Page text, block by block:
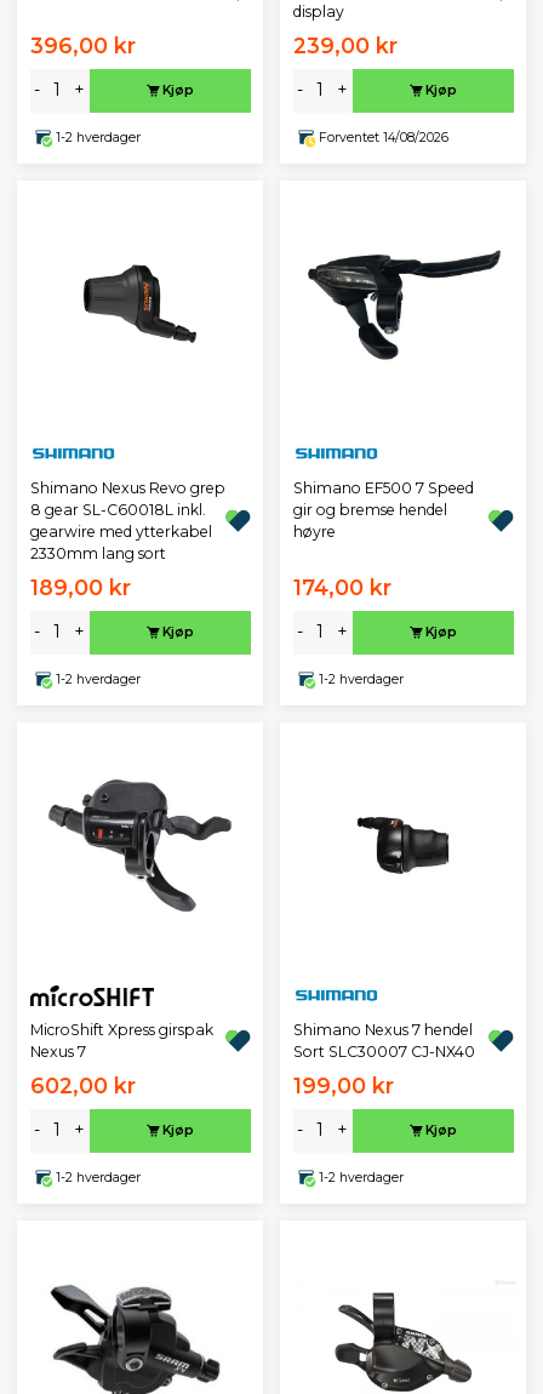
396,00 kr
- + Kjøp
1-2 hverdager
display
239,00 kr
- + Kjøp
Forventet 14/08/2026
Shimano Nexus Revo grep
8 gear SL-C60018L inkl.
gearwire med ytterkabel
2330mm lang sort
189,00 kr
- + Kjøp
1-2 hverdager
Shimano EF500 7 Speed
gir og bremse hendel
høyre
174,00 kr
- + Kjøp
1-2 hverdager
MicroShift Xpress girspak
Nexus 7
602,00 kr
- + Kjøp
1-2 hverdager
Shimano Nexus 7 hendel
Sort SLC30007 CJ-NX40
199,00 kr
- + Kjøp
1-2 hverdager